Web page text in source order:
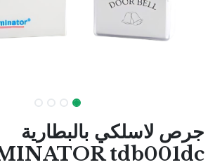
جرص لاسلكي بالبطارية
tdb001dc